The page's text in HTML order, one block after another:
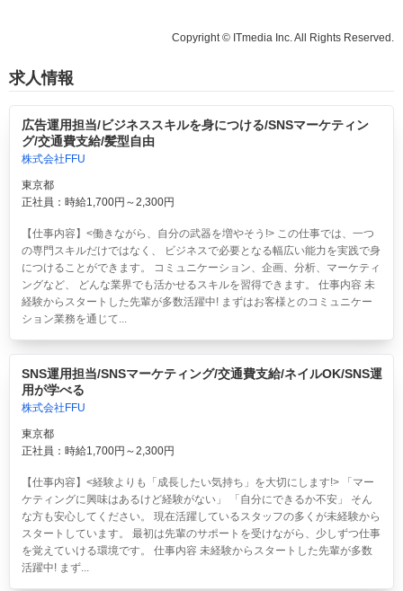
Copyright © ITmedia Inc. All Rights Reserved.
求人情報
広告運用担当/ビジネススキルを身につける/SNSマーケティン
グ/交通費支給/髪型自由
株式会社FFU
東京都
正社員：時給1,700円～2,300円
【仕事内容】<働きながら、自分の武器を増やそう!> この仕事では、一つ
の専門スキルだけではなく、 ビジネスで必要となる幅広い能力を実践で身
につけることができます。 コミュニケーション、企画、分析、マーケティ
ングなど、 どんな業界でも活かせるスキルを習得できます。 仕事内容 未
経験からスタートした先輩が多数活躍中! まずはお客様とのコミュニケー
ション業務を通じて...
SNS運用担当/SNSマーケティング/交通費支給/ネイルOK/SNS運
用が学べる
株式会社FFU
東京都
正社員：時給1,700円～2,300円
【仕事内容】<経験よりも「成長したい気持ち」を大切にします!> 「マー
ケティングに興味はあるけど経験がない」 「自分にできるか不安」 そん
な方も安心してください。 現在活躍しているスタッフの多くが未経験から
スタートしています。 最初は先輩のサポートを受けながら、少しずつ仕事
を覚えていける環境です。 仕事内容 未経験からスタートした先輩が多数
活躍中! まず...